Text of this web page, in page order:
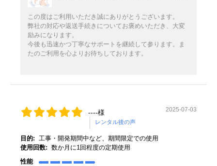
この度はご利用いただき誠にありがとうございます。
弊社の対応や返送手続きについてお褒めいただき、大変
励みになります。
今後も迅速かつ丁寧なサポートを継続して参ります。ま
たのご利用を心よりお待ちしております。
----様 2025-07-03
目的:
工事・開発期間中など、期間限定での使用
使用回数: 数か月に1回程度の定期使用
性能